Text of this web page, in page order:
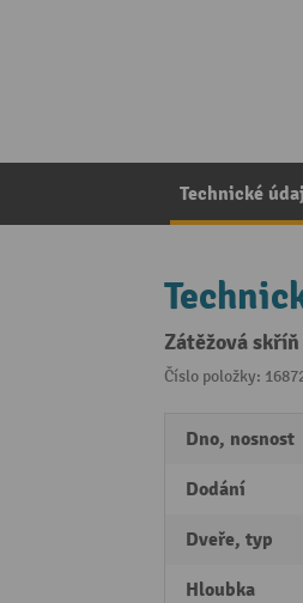
Technické
Zátěžová
Číslo položky:
Dno, nosnost
Dodání
Dveře, typ
Hloubka